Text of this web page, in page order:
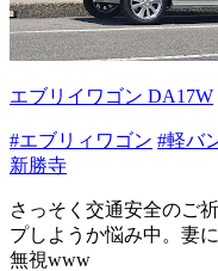
エブリイワゴン DA17W
#エブリィワゴン #軽バ
新勝寺
さっそく交通安全のご
プしようか悩み中。妻
無視www